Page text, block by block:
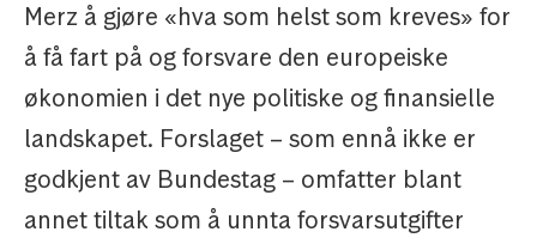
Merz å gjøre «hva som helst som kreves» for
å få fart på og forsvare den europeiske
økonomien i det nye politiske og finansielle
landskapet. Forslaget – som ennå ikke er
godkjent av Bundestag – omfatter blant
annet tiltak som å unnta forsvarsutgifter